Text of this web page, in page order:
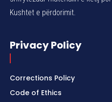
Kushtet e përdorimit.
Privacy Policy
Corrections Policy
Code of Ethics